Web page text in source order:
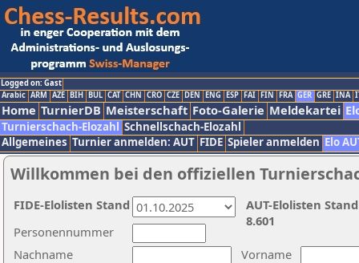
Logged on: Gast
Arabic ARM AZE BIH BUL CAT CHN CRO CZE DEN ENG ESP FAI FIN FRA GER GRE INA
Home TurnierDB Meisterschaft Foto-Galerie Meldekartei
Turnierschach-Elozahl Schnellschach-Elozahl
Allgemeines Turnier anmelden: AUT FIDE Spieler anmelden Elo
Willkommen bei den offiziellen
Nachname
Vorname
Personennummer
AUT-Elolisten
8.601
FIDE-Elolisten Stand